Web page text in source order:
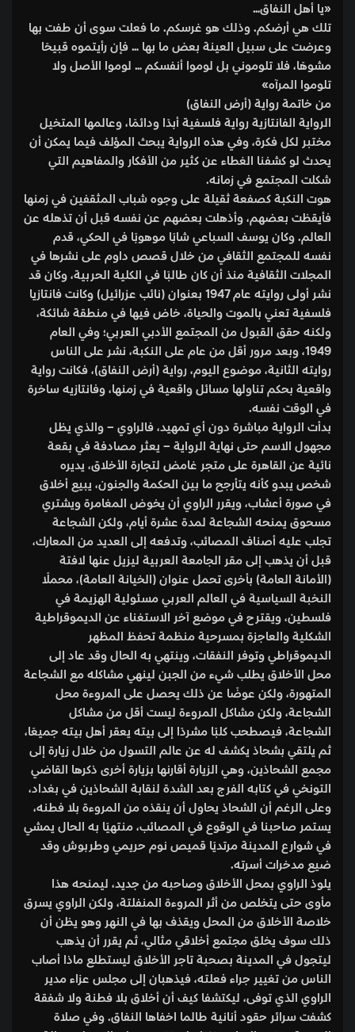
«يا أهل النفاق…
تلك هي أرضكم. وذلك هو غرسكم. ما فعلت سوى أن طفت بها
وعرضت على سبيل العينة بعض ما بها … فإن رأيتموه قبيحًا
مشوهًا، فلا تلوموني بل لوموا أنفسكم … لوموا الأصل ولا
تلوموا المرآه»
من خاتمة رواية (أرض النفاق)
الرواية الفانتازية رواية فلسفية أبدًا ودائمًا، وعالمها المتخيل
مختبر لكل فكرة، وفي هذه الرواية يبحث المؤلف فيما يمكن أن
يحدث لو كشفنا الغطاء عن كثير من الأفكار والمفاهيم التي
شكلت المجتمع في زمانه.
هوت النكبة كصفعة ثقيلة على وجوه شباب المثقفين في زمنها
فأيقظت بعضهم، وأذهلت بعضهم عن نفسه قبل أن تذهله عن
العالم. وكان يوسف السباعي شابًا موهوبًا في الحكي، قدم
نفسه للمجتمع الثقافي من خلال قصص داوم على نشرها في
المجلات الثقافية منذ أن كان طالبًا في الكلية الحربية، وكان قد
نشر أولى روايته عام 1947 بعنوان (نائب عزرائيل) وكانت فانتازيا
فلسفية تعني بالموت والحياة، خاض فيها في منطقة شائكة،
ولكنه حقق القبول من المجتمع الأدبي العربي؛ وفي العام
1949، وبعد مرور أقل من عام على النكبة، نشر على الناس
روايته الثانية، موضوع اليوم، رواية (أرض النفاق)، فكانت رواية
واقعية بحكم تناولها مسائل واقعية في زمنها، وفانتازيه ساخرة
في الوقت نفسه.
بدأت الرواية مباشرة دون أي تمهيد، فالراوي – والذي يظل
مجهول الاسم حتى نهاية الرواية – يعثر مصادفة في بقعة
نائية عن القاهرة على متجر غامض لتجارة الأخلاق، يديره
شخص يبدو كأنه يتأرجح ما بين الحكمة والجنون، يبيع أخلاق
في صورة أعشاب، ويقرر الراوي أن يخوض المغامرة ويشتري
مسحوق يمنحه الشجاعة لمدة عشرة أيام، ولكن الشجاعة
تجلب عليه أصناف المصائب، وتدفعه إلى العديد من المعارك،
قبل أن يذهب إلى مقر الجامعة العربية ليزيل عنها لافتة
(الأمانة العامة) بأخرى تحمل عنوان (الخيانة العامة)، محملًا
النخبة السياسية في العالم العربي مسئولية الهزيمة في
فلسطين، ويقترح في موضع آخر الاستغناء عن الديموقراطية
الشكلية والعاجزة بمسرحية منظمة تحفظ المظهر
الديموقراطي وتوفر النفقات، وينتهي به الحال وقد عاد إلى
محل الأخلاق يطلب شيء من الجبن لينهي مشاكله مع الشجاعة
المتهورة، ولكن عوضًا عن ذلك يحصل على المروءة محل
الشجاعة، ولكن مشاكل المروءة ليست أقل من مشاكل
الشجاعة، فيصطحب كلبًا مشردًا إلى بيته يعقر أهل بيته جميعًا،
ثم يلتقي بشحاذ يكشف له عن عالم التسول من خلال زيارة إلى
مجمع الشحاذين، وهي الزيارة أقارنها بزيارة أخرى ذكرها القاضي
التونخي في كتابه الفرج بعد الشدة لنقابة الشحاذين في بغداد،
وعلى الرغم أن الشحاذ يحاول أن ينقذه من المروءة بلا فطنه،
يستمر صاحبنا في الوقوع في المصائب، منتهيًا به الحال يمشي
في شوارع المدينة مرتديًا قميص نوم حريمي وطربوش وقد
ضيع مدخرات أسرته.
يلوذ الراوي بمحل الأخلاق وصاحبه من جديد، ليمنحه هذا
مأوى حتى يتخلص من أثر المروءة المنفلتة، ولكن الراوي يسرق
خلاصة الأخلاق من المحل ويقذف بها في النهر وهو يظن أن
ذلك سوف يخلق مجتمع أخلاقي مثالي، ثم يقرر أن يذهب
ليتجول في المدينة بصحبة تاجر الأخلاق ليستطلع ماذا أصاب
الناس من تغيير جراء فعلته، فيذهبان إلى مجلس عزاء مدير
الراوي الذي توفى، ليكتشفا كيف أن أخلاق بلا فطنة ولا شفقة
كشفت سرائر حقود أنانية طالما اخفاها النفاق. وفي صلاة